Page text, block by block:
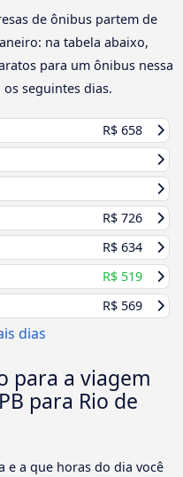
de ônibus partem de
na tabela abaixo,
para um ônibus nessa
os seguintes dias.
R$ 658
R$ 726
R$ 634
R$ 519
R$ 569
dias
para a viagem
para Rio de
e a que horas do dia você